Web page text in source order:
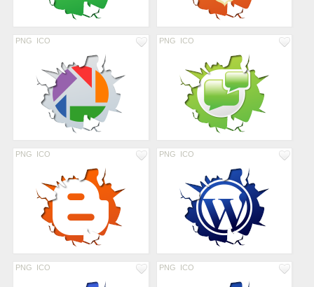
PNG ICO PNG ICO
PNG ICO PNG ICO
PNG ICO PNG ICO